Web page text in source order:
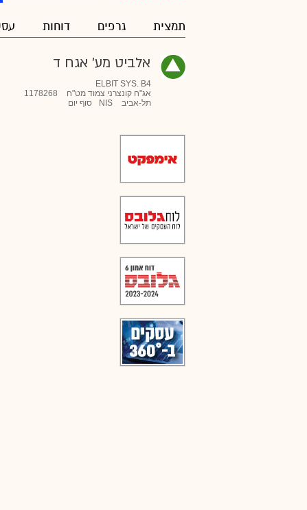
תמצית גרפים דוחות
אלביט מע' אגח ד
ELBIT SYS. B4
אג"ח קונצרני צמוד מט"ח
1178268
תל-אביב
NIS סוף יום